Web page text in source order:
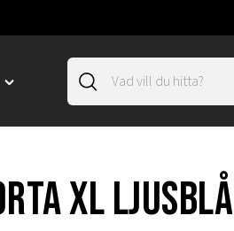
Toggle
XL ljusblå